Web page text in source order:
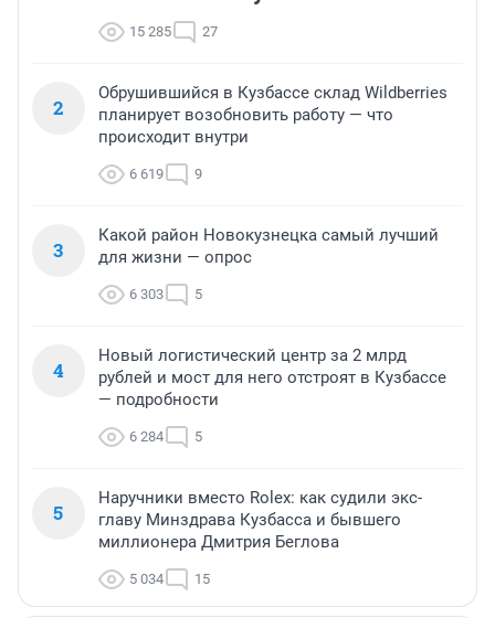
15 285 27
2
Обрушившийся в Кузбассе склад Wildberries
планирует возобновить работу — что
происходит внутри
6 619 9
3
Какой район Новокузнецка самый лучший
для жизни — опрос
6 303 5
4
Новый логистический центр за 2 млрд
рублей и мост для него отстроят в Кузбассе
— подробности
6 284 5
5
Наручники вместо Rolex: как судили экс-
главу Минздрава Кузбасса и бывшего
миллионера Дмитрия Беглова
5 034 15